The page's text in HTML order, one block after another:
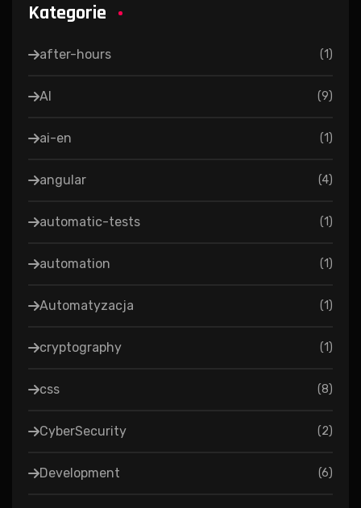
Kategorie
after-hours (1)
AI (9)
ai-en (1)
angular (4)
automatic-tests (1)
automation (1)
Automatyzacja (1)
cryptography (1)
css (8)
CyberSecurity (2)
Development (6)